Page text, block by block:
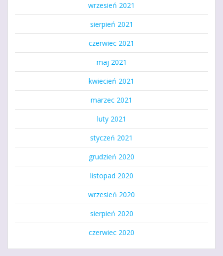
wrzesień 2021
sierpień 2021
czerwiec 2021
maj 2021
kwiecień 2021
marzec 2021
luty 2021
styczeń 2021
grudzień 2020
listopad 2020
wrzesień 2020
sierpień 2020
czerwiec 2020